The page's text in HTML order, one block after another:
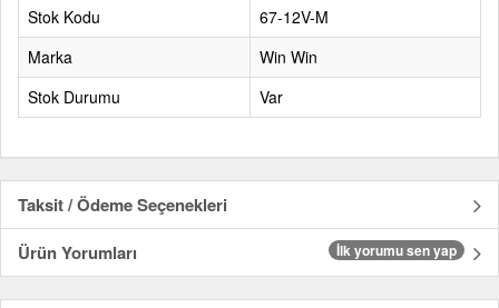
Stok Kodu
67-12V-M
Marka
Win Win
Stok Durumu
Var
Taksit / Ödeme Seçenekleri
Ürün Yorumları
İlk yorumu sen yap